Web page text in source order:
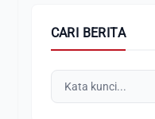
CARI BERITA